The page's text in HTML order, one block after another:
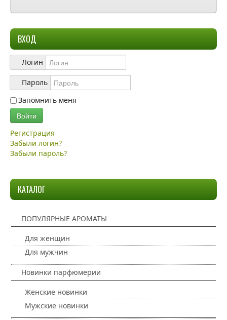
ВХОД
Логин
Пароль
Запомнить меня
Войти
Регистрация
Забыли логин?
Забыли пароль?
КАТАЛОГ
ПОПУЛЯРНЫЕ АРОМАТЫ
Для женщин
Для мужчин
Новинки парфюмерии
Женские новинки
Мужские новинки